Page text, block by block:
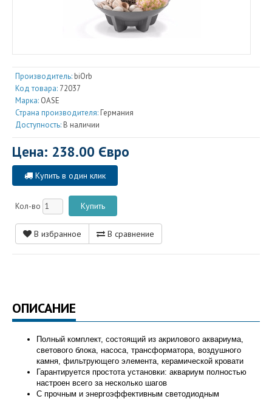
Производитель: biOrb
Код товара: 72037
Марка: OASE
Страна производителя: Германия
Доступность: В наличии
Цена: 238.00 Євро
Купить в один клик
Кол-во
В избранное В сравнение
ОПИСАНИЕ
Полный комплект, состоящий из акрилового аквариума,
светового блока, насоса, трансформатора, воздушного
камня, фильтрующего элемента, керамической кровати
Гарантируется простота установки: аквариум полностью
настроен всего за несколько шагов
С прочным и энергоэффективным светодиодным